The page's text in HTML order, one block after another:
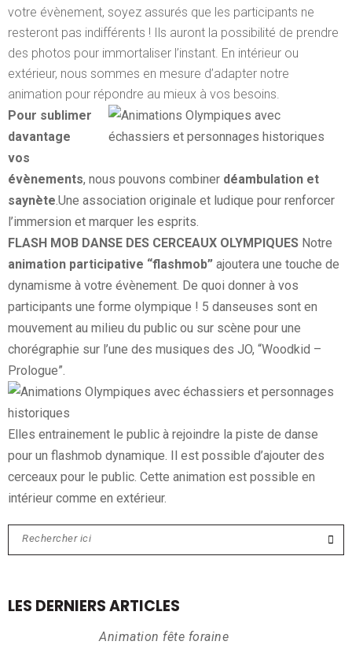
votre évènement, soyez assurés que les participants ne
resteront pas indifférents ! Ils auront la possibilité de prendre
des photos pour immortaliser l’instant. En intérieur ou
extérieur, nous sommes en mesure d’adapter notre
animation pour répondre au mieux à vos besoins.
Pour sublimer
davantage
vos
évènements, nous pouvons combiner déambulation et
saynète.Une association originale et ludique pour renforcer
l’immersion et marquer les esprits.
FLASH MOB DANSE DES CERCEAUX OLYMPIQUES Notre
animation participative “flashmob” ajoutera une touche de
dynamisme à votre évènement. De quoi donner à vos
participants une forme olympique ! 5 danseuses sont en
mouvement au milieu du public ou sur scène pour une
chorégraphie sur l’une des musiques des JO, “Woodkid –
Prologue”.
Elles entrainement le public à rejoindre la piste de danse
pour un flashmob dynamique. Il est possible d’ajouter des
cerceaux pour le public. Cette animation est possible en
intérieur comme en extérieur.
LES DERNIERS ARTICLES
Animation fête foraine